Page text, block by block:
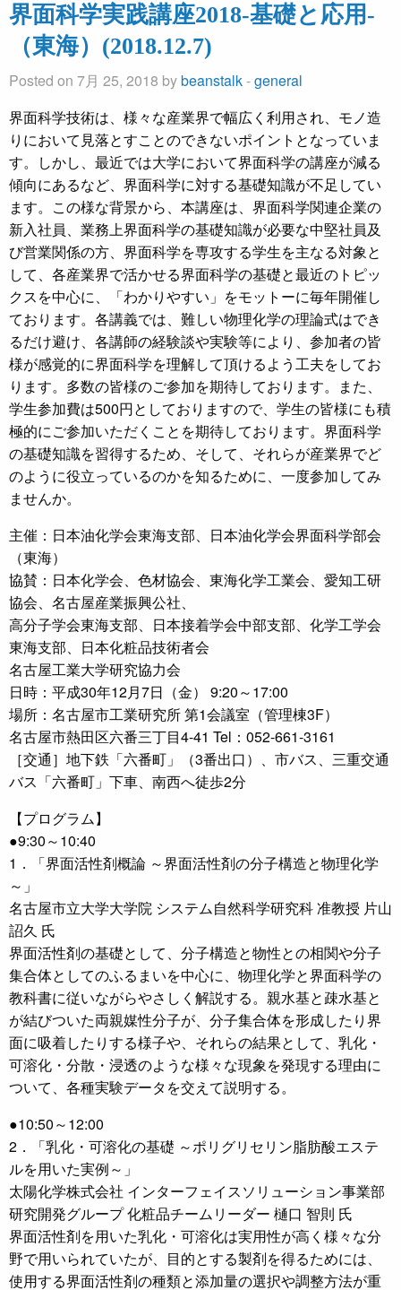
界面科学実践講座2018-基礎と応用-
（東海）(2018.12.7)
Posted on 7月 25, 2018 bybeanstalk-general
界面科学技術は、様々な産業界で幅広く利用され、モノ造
りにおいて見落とすことのできないポイントとなっていま
す。しかし、最近では大学において界面科学の講座が減る
傾向にあるなど、界面科学に対する基礎知識が不足してい
ます。この様な背景から、本講座は、界面科学関連企業の
新入社員、業務上界面科学の基礎知識が必要な中堅社員及
び営業関係の方、界面科学を専攻する学生を主なる対象と
して、各産業界で活かせる界面科学の基礎と最近のトピッ
クスを中心に、「わかりやすい」をモットーに毎年開催し
ております。各講義では、難しい物理化学の理論式はでき
るだけ避け、各講師の経験談や実験等により、参加者の皆
様が感覚的に界面科学を理解して頂けるよう工夫をしてお
ります。多数の皆様のご参加を期待しております。また、
学生参加費は500円としておりますので、学生の皆様にも積
極的にご参加いただくことを期待しております。界面科学
の基礎知識を習得するため、そして、それらが産業界でど
のように役立っているのかを知るために、一度参加してみ
ませんか。
主催：日本油化学会東海支部、日本油化学会界面科学部会
（東海）
協賛：日本化学会、色材協会、東海化学工業会、愛知工研
協会、名古屋産業振興公社、
高分子学会東海支部、日本接着学会中部支部、化学工学会
東海支部、日本化粧品技術者会
名古屋工業大学研究協力会
日時：平成30年12月7日（金） 9:20～17:00
場所：名古屋市工業研究所 第1会議室（管理棟3F）
名古屋市熱田区六番三丁目4-41 Tel：052-661-3161
［交通］地下鉄「六番町」（3番出口）、市バス、三重交通
バス「六番町」下車、南西へ徒歩2分
【プログラム】
●9:30～10:40
1．「界面活性剤概論 ～界面活性剤の分子構造と物理化学
～」
名古屋市立大学大学院 システム自然科学研究科 准教授 片山
詔久 氏
界面活性剤の基礎として、分子構造と物性との相関や分子
集合体としてのふるまいを中心に、物理化学と界面科学の
教科書に従いながらやさしく解説する。親水基と疎水基と
が結びついた両親媒性分子が、分子集合体を形成したり界
面に吸着したりする様子や、それらの結果として、乳化・
可溶化・分散・浸透のような様々な現象を発現する理由に
ついて、各種実験データを交えて説明する。
●10:50～12:00
2．「乳化・可溶化の基礎 ～ポリグリセリン脂肪酸エステ
ルを用いた実例～」
太陽化学株式会社 インターフェイスソリューション事業部
研究開発グループ 化粧品チームリーダー 樋口 智則 氏
界面活性剤を用いた乳化・可溶化は実用性が高く様々な分
野で用いられていたが、目的とする製剤を得るためには、
使用する界面活性剤の種類と添加量の選択や調整方法が重